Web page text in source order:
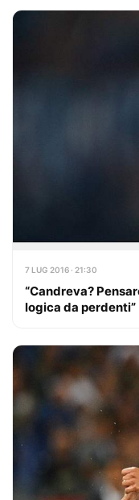
7 LUG 2016 · 21:30
“Candreva?
logica da perdenti”